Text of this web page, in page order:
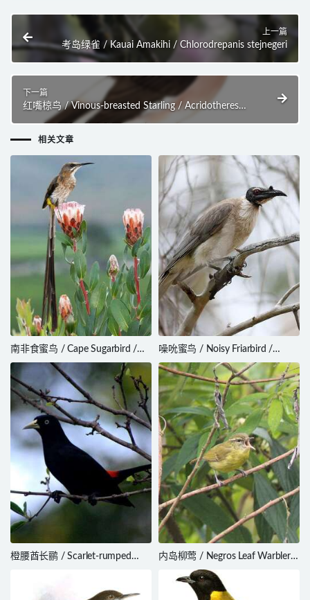
上一篇
考岛绿雀 / Kauai Amakihi / Chlorodrepanis stejnegeri
下一篇
红嘴椋鸟 / Vinous-breasted Starling / Acridotheres
burmannicus
相关文章
南非食蜜鸟 / Cape Sugarbird /
Promerops cafer
噪吮蜜鸟 / Noisy Friarbird /
Philemon corniculatus
橙腰酋长鹂 / Scarlet-rumped
内岛柳莺 / Negros Leaf Warbler /
Phylloscopus nigrorum